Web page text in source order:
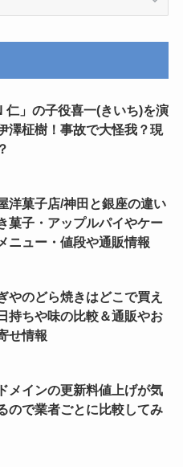
仁」の子役喜一(きいち)を演
澤柾樹！事故で大怪我？現
洋菓子店/神田と銀座の違い
菓子・アップルパイやケー
ニュー・値段や通販情報
やのどら焼きはどこで買え
持ちや味の比較＆通販やお
せ情報
メインの更新料値上げが気
ので業者ごとに比較してみ